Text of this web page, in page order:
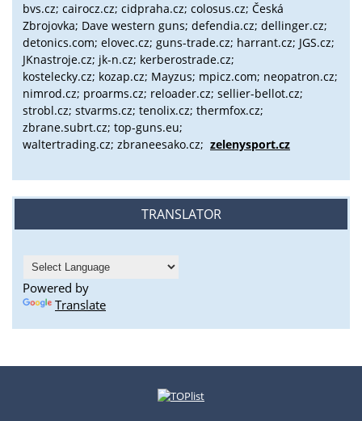
bvs.cz; cairocz.cz; cidpraha.cz; colosus.cz; Česká
Zbrojovka; Dave western guns; defendia.cz; dellinger.cz;
detonics.com; elovec.cz; guns-trade.cz; harrant.cz; JGS.cz;
JKnastroje.cz; jk-n.cz; kerberostrade.cz;
kostelecky.cz; kozap.cz; Mayzus; mpicz.com; neopatron.cz;
nimrod.cz; proarms.cz; reloader.cz; sellier-bellot.cz;
strobl.cz; stvarms.cz; tenolix.cz; thermfox.cz;
zbrane.subrt.cz; top-guns.eu;
waltertrading.cz; zbraneesako.cz; zelenysport.cz
TRANSLATOR
Powered by
Translate